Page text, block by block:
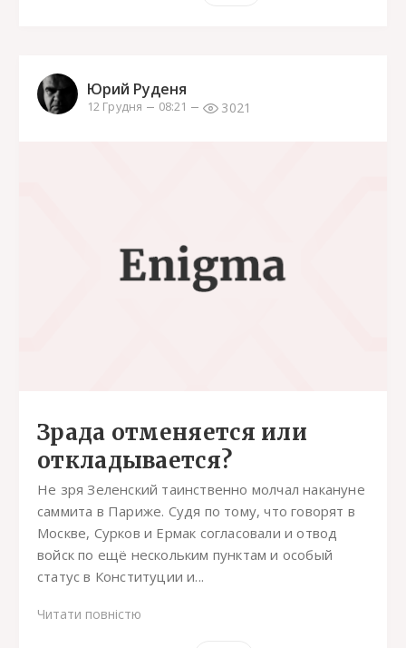
Юрий Руденя
12 Грудня 08:21 3021
Зрада отменяется или
откладывается?
Не зря Зеленский таинственно молчал накануне
саммита в Париже. Судя по тому, что говорят в
Москве, Сурков и Ермак согласовали и отвод
войск по ещё нескольким пунктам и особый
статус в Конституции и...
Читати повністю